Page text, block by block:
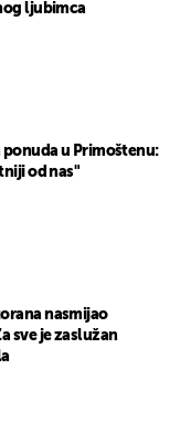
ljubimca
u Primoštenu:
od nas"
nasmijao
sve je zaslužan